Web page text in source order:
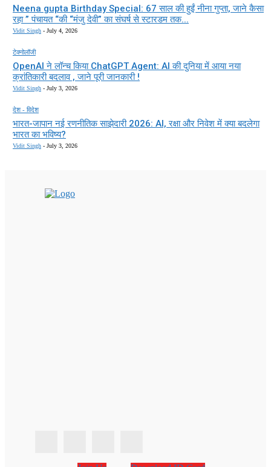
Neena gupta Birthday Special: 67 साल की हुईं नीना गुप्ता, जाने कैसा
रहा ” पंचायत “की “मंजु देवी” का संघर्ष से स्टारडम तक...
Vidit Singh - July 4, 2026
टेक्नोलॉजी
OpenAI ने लॉन्च किया ChatGPT Agent: AI की दुनिया में आया नया
क्रांतिकारी बदलाव , जाने पूरी जानकारी !
Vidit Singh - July 3, 2026
देश - विदेश
भारत-जापान नई रणनीतिक साझेदारी 2026: AI, रक्षा और निवेश में क्या बदलेगा
भारत का भविष्य?
Vidit Singh - July 3, 2026